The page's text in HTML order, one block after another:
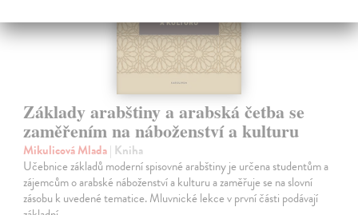
Základy arabštiny a arabská četba se
zaměřením na náboženství a kulturu
Mikulicová Mlada| Kniha
Učebnice základů moderní spisovné arabštiny je určena studentům a
zájemcům o arabské náboženství a kulturu a zaměřuje se na slovní
zásobu k uvedené tematice. Mluvnické lekce v první části podávají